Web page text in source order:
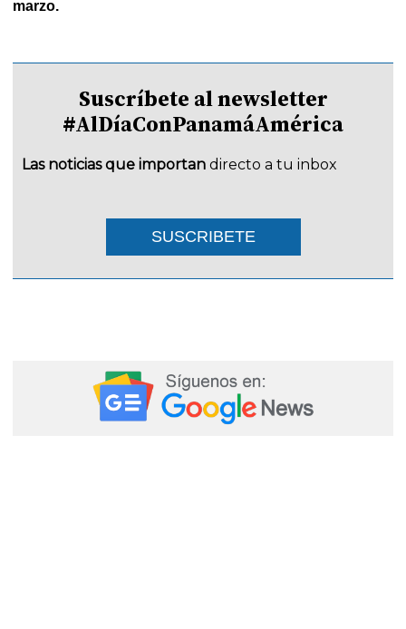
marzo.
Suscríbete al newsletter
#AlDíaConPanamáAmérica
Las noticias que importan directo a tu inbox
SUSCRIBETE